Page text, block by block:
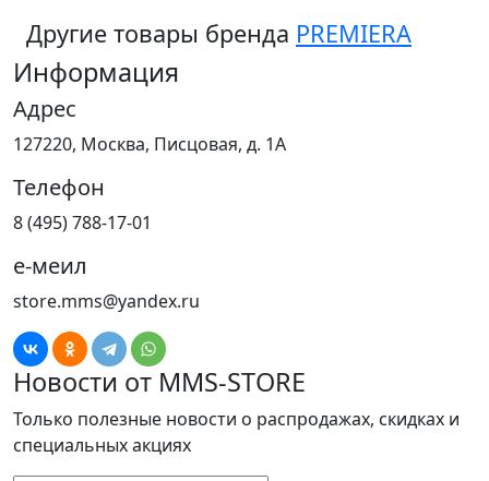
Другие товары бренда PREMIERA
Информация
Адрес
127220, Москва, Писцовая, д. 1А
Телефон
8 (495) 788-17-01
е-меил
store.mms@yandex.ru
Новости от MMS-STORE
Только полезные новости о распродажах, скидках и
специальных акциях